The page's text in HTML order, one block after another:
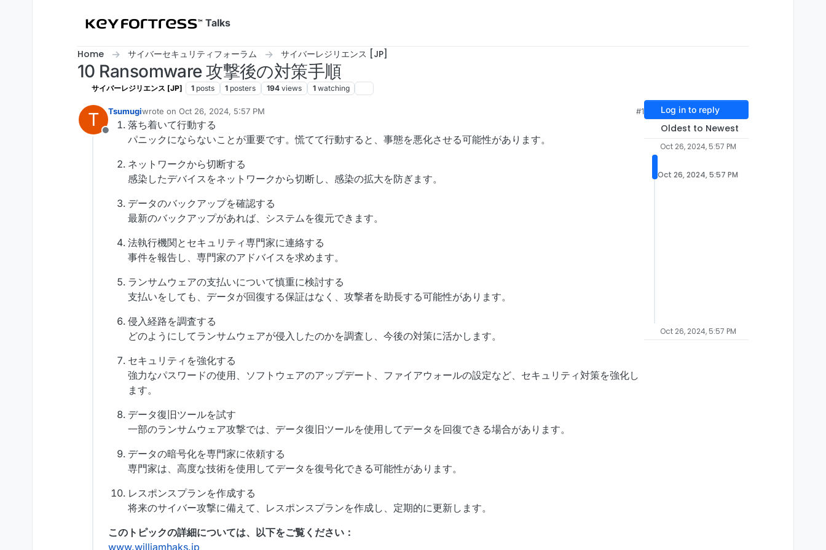
Talks
Home サイバーセキュリティフォーラム サイバーレジリエンス [JP]
10 Ransomware 攻撃後の対策手順
サイバーレジリエンス [JP] 1 posts 1 posters 194 views 1 watching
T
Offline
Tsumugiwrote on Oct 26, 2024, 5:57 PM
last edited by TsumugiOct 26, 2024, 6:34 PM
#1
落ち着いて行動する
パニックにならないことが重要です。慌てて行動すると、事態を悪化させる可能性があります。
ネットワークから切断する
感染したデバイスをネットワークから切断し、感染の拡大を防ぎます。
データのバックアップを確認する
最新のバックアップがあれば、システムを復元できます。
法執行機関とセキュリティ専門家に連絡する
事件を報告し、専門家のアドバイスを求めます。
ランサムウェアの支払いについて慎重に検討する
支払いをしても、データが回復する保証はなく、攻撃者を助長する可能性があります。
侵入経路を調査する
どのようにしてランサムウェアが侵入したのかを調査し、今後の対策に活かします。
セキュリティを強化する
強力なパスワードの使用、ソフトウェアのアップデート、ファイアウォールの設定など、セキュリティ対策を強化し
ます。
データ復旧ツールを試す
一部のランサムウェア攻撃では、データ復旧ツールを使用してデータを回復できる場合があります。
データの暗号化を専門家に依頼する
専門家は、高度な技術を使用してデータを復号化できる可能性があります。
レスポンスプランを作成する
将来のサイバー攻撃に備えて、レスポンスプランを作成し、定期的に更新します。
このトピックの詳細については、以下をご覧ください：
www.williamhaks.jp
Log in to reply
Oldest to Newest
Oct 26, 2024, 5:57 PM
Oct 26, 2024, 5:57 PM
Oct 26, 2024, 5:57 PM